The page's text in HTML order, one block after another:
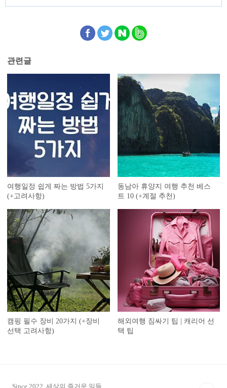
관련글
여행일정 쉽게 짜는 방법 5가지
(+고려사항)
동남아 휴양지 여행 추천 베스
트 10 (+계절 추천)
캠핑 필수 장비 20가지 (+장비
선택 고려사항)
해외여행 짐싸기 팁 | 캐리어 선
택 팁
Since 2022. 세상의 즐거운 일들